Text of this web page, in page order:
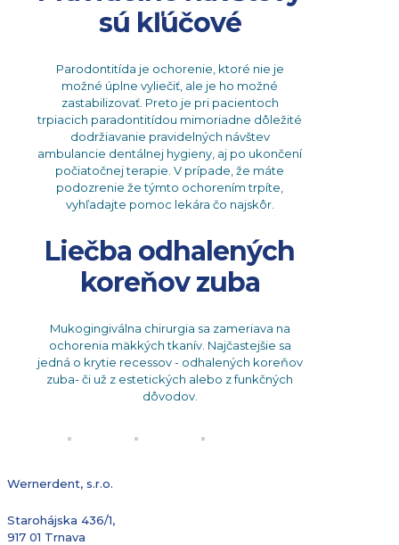
sú kľúčové
Parodontitída je ochorenie, ktoré nie je
možné úplne vyliečiť, ale je ho možné
zastabilizovať. Preto je pri pacientoch
trpiacich paradontitídou mimoriadne dôležité
dodržiavanie pravidelných návštev
ambulancie dentálnej hygieny, aj po ukončení
počiatočnej terapie. V prípade, že máte
podozrenie že týmto ochorením trpíte,
vyhľadajte pomoc lekára čo najskôr.
Liečba odhalených
koreňov zuba
Mukogingiválna chirurgia sa zameriava na
ochorenia mäkkých tkanív. Najčastejšie sa
jedná o krytie recessov - odhalených koreňov
zuba- či už z estetických alebo z funkčných
dôvodov.
Wernerdent, s.r.o.
Starohájska 436/1,
917 01 Trnava